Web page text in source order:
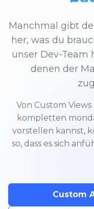
Manchmal gibt
her, was du
unser Dev-Team
denen der
Von Custom
kompletten
vorstellen kannst,
so, dass es sich
Custom